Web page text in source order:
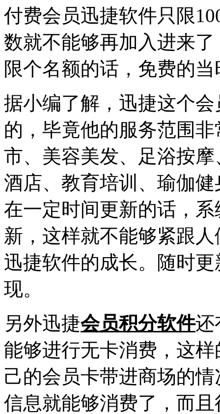
付费会员迅捷软件只限
数就不能够再加入进来
限个名额的话，免费的
据小编了解，迅捷这个会
的，毕竟他的服务范围
市、美容美发、足浴按摩
酒店、教育培训、瑜伽
在一定时间更新的话，
新，这样就不能够紧跟
迅捷软件的成长。随时
现。
另外迅捷会员积分软件还
能够进行无卡消费，这
己的会员卡带进商场的
信息就能够消费了，而